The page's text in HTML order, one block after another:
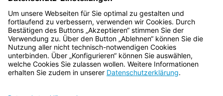
Würzburg oder Erlangen oder auf die Stadtgemeinde
München bei den darauf bezüglichen Verfügungen des
Stifters sein Bewenden.
Bayern.de
BayernPortal